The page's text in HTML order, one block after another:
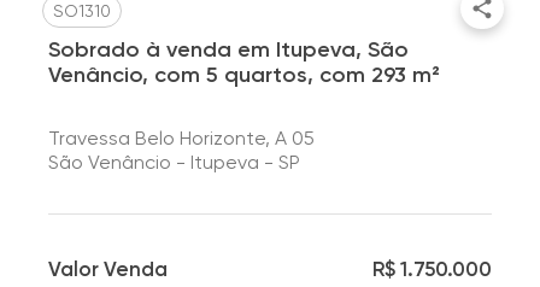
SO1310
Sobrado à venda em Itupeva, São
Venâncio, com 5 quartos, com 293 m²
Travessa Belo Horizonte, A 05
São Venâncio - Itupeva - SP
Valor Venda R$ 1.750.000